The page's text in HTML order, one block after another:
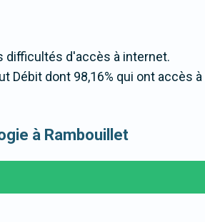
difficultés d'accès à internet.
Débit dont 98,16% qui ont accès à
à Rambouillet